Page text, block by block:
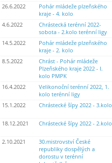
26.6.2022
Pohár mládeže plzeňského
kraje - 4. kolo
4.6.2022
Chrástecká terénní 2022-
sobota - 2.kolo terénní ligy
14.5.2022
Pohár mládeže plzeňského
kraje - 2. kolo
8.5.2022
Chrást - Pohár mládeže
Plzeňského kraje 2022 - I.
kolo PMPK
16.4.2022
Velikonoční terénní 2022, 1.
kolo terénní ligy
15.1.2022 Chrástecké šípy 2022 - 3.kolo
18.12.2021 Chrástecké šípy 2022 - 2.kolo
2.10.2021
30.mistrovství České
republiky dospělých a
dorostu v terénní